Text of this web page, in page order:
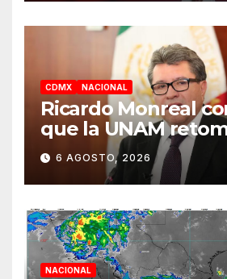
CDMX NACIONAL
Ricardo Monreal
que la UNAM
normalidad e inicie
semestre mediante
diálogo
6 AGOSTO, 2026
NACIONAL